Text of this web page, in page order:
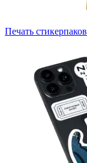
Печать стикерпаков